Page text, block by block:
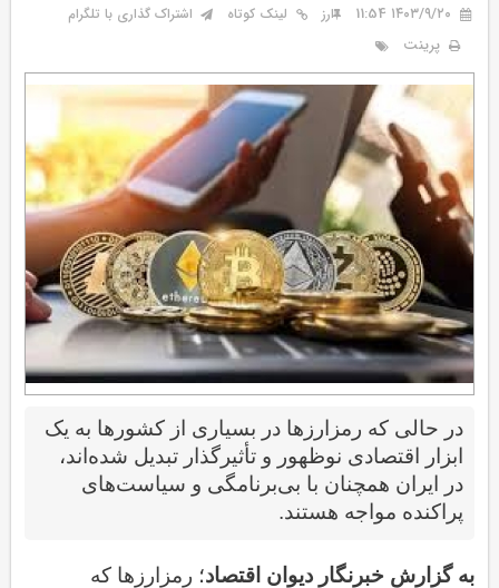
۱۴۰۳/۹/۲۰ 11:54 ارز لینک کوتاه اشتراک گذاری با تلگرام
پرینت
در حالی که رمزارزها در بسیاری از کشورها به یک
ابزار اقتصادی نوظهور و تأثیرگذار تبدیل شده‌اند،
در ایران همچنان با بی‌برنامگی و سیاست‌های
پراکنده مواجه هستند.
به گزارش خبرنگار دیوان اقتصاد؛ رمزارزها که